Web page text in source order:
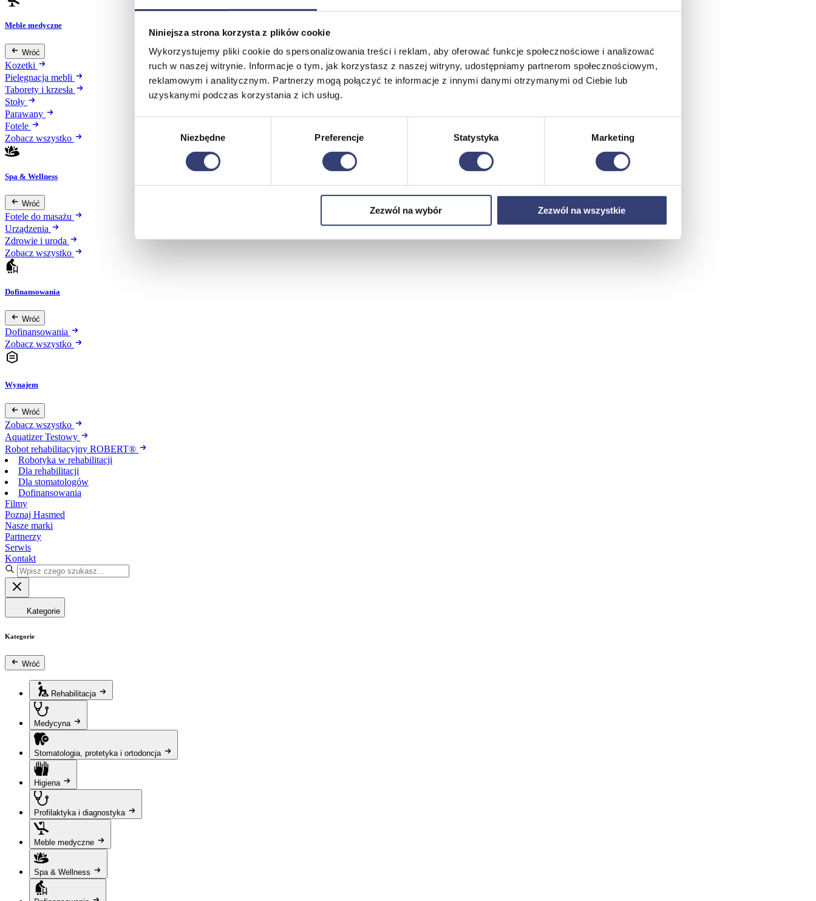
Niniejsza strona korzysta z plików cookie
Wykorzystujemy pliki cookie do spersonalizowania treści i reklam, aby oferować funkcje społecznościowe i analizować
ruch w naszej witrynie. Informacje o tym, jak korzystasz z naszej witryny, udostępniamy partnerom społecznościowym,
reklamowym i analitycznym. Partnerzy mogą połączyć te informacje z innymi danymi otrzymanymi od Ciebie lub
uzyskanymi podczas korzystania z ich usług.
Niezbędne Preferencje Statystyka Marketing
Zezwól na wybór Zezwól na wszystkie
Meble medyczne
Wróć
Kozetki
Pielęgnacja mebli
Taborety i krzesła
Stoły
Parawany
Fotele
Zobacz wszystko
Spa & Wellness
Wróć
Fotele do masażu
Urządzenia
Zdrowie i uroda
Zobacz wszystko
Dofinansowania
Wróć
Dofinansowania
Zobacz wszystko
Wynajem
Wróć
Zobacz wszystko
Aquatizer Testowy
Robot rehabilitacyjny ROBERT®
Robotyka w rehabilitacji
Dla rehabilitacji
Dla stomatologów
Dofinansowania
Filmy
Poznaj Hasmed
Nasze marki
Partnerzy
Serwis
Kontakt
Kategorie
Kategorie
Wróć
Rehabilitacja
Medycyna
Stomatologia, protetyka i ortodoncja
Higiena
Profilaktyka i diagnostyka
Meble medyczne
Spa & Wellness